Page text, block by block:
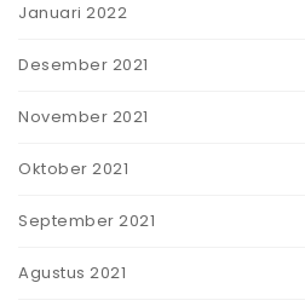
Januari 2022
Desember 2021
November 2021
Oktober 2021
September 2021
Agustus 2021